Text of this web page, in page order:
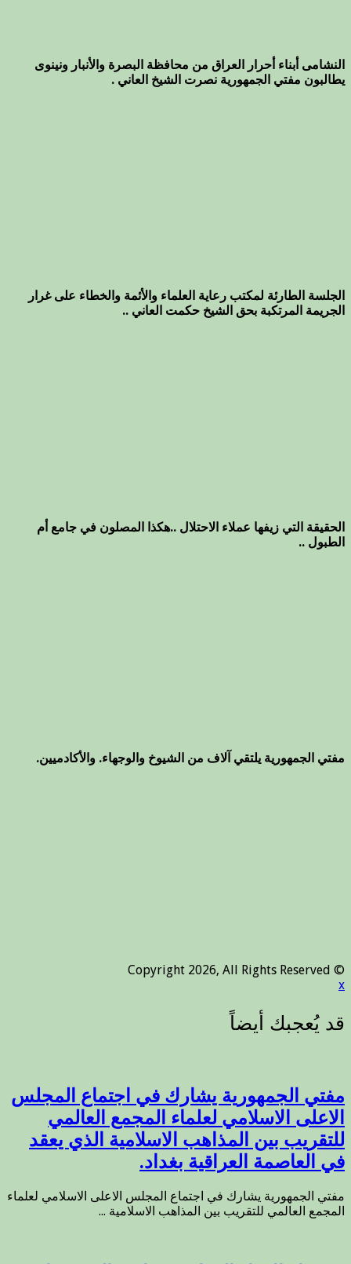
النشامى أبناء أحرار العراق من محافظة البصرة والأنبار ونينوى
يطالبون مفتي الجمهورية نصرت الشيخ العاني .
الجلسة الطارئة لمكتب رعاية العلماء والأئمة والخطاء على غرار
الجريمة المرتكبة بحق الشيخ حكمت العاني ..
الحقيقة التي زيفها عملاء الاحتلال ..هكذا المصلون في جامع أم
الطبول ..
مفتي الجمهورية يلتقي آلاف من الشيوخ والوجهاء. والأكادميين.
© Copyright 2026, All Rights Reserved
x
مفتي الجمهورية يشارك في اجتماع المجلس
الاعلى الاسلامي لعلماء المجمع العالمي
للتقريب بين المذاهب الاسلامية الذي يعقد
في العاصمة العراقية بغداد.
مفتي الجمهورية يشارك في اجتماع المجلس الاعلى الاسلامي لعلماء
المجمع العالمي للتقريب بين المذاهب الاسلامية ...